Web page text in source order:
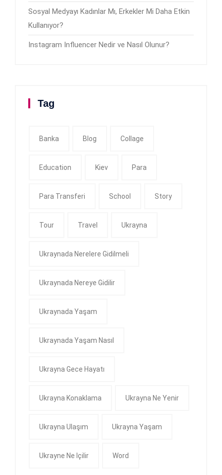
Sosyal Medyayı Kadınlar Mı, Erkekler Mi Daha Etkin
Kullanıyor?
Instagram Influencer Nedir ve Nasıl Olunur?
Tag
Banka Blog Collage
Education Kiev Para
Para Transferi School Story
Tour Travel Ukrayna
Ukraynada Nerelere Gidilmeli
Ukraynada Nereye Gidilir
Ukraynada Yaşam
Ukraynada Yaşam Nasıl
Ukrayna Gece Hayatı
Ukrayna Konaklama Ukrayna Ne Yenir
Ukrayna Ulaşım Ukrayna Yaşam
Ukrayne Ne Içilir Word